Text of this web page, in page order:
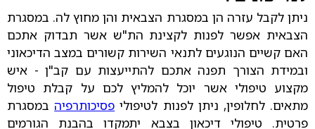
ניתן לקבל עזרה הן במסגרת הצבאית והן מחוץ לה. במסגרת
הצבאית אפשר לפנות לקצינת הת"ש אשר תבדוק אתכם
האם קשיים הנוגעים לתנאי השירות קשורים במצב הדיכאוני
ובמידת הצורך תפנה אתכם להתייעצות עם קב"ן - איש
מקצוע טיפולי אשר יוכל להמליץ לכם על קבלת טיפול
מתאים. לחלופין, ניתן לפנות לטיפולי פסיכותרפיהבמסגרת
פרטית. טיפולי דיכאון בצבא יתמקדו בהבנת הגורמים